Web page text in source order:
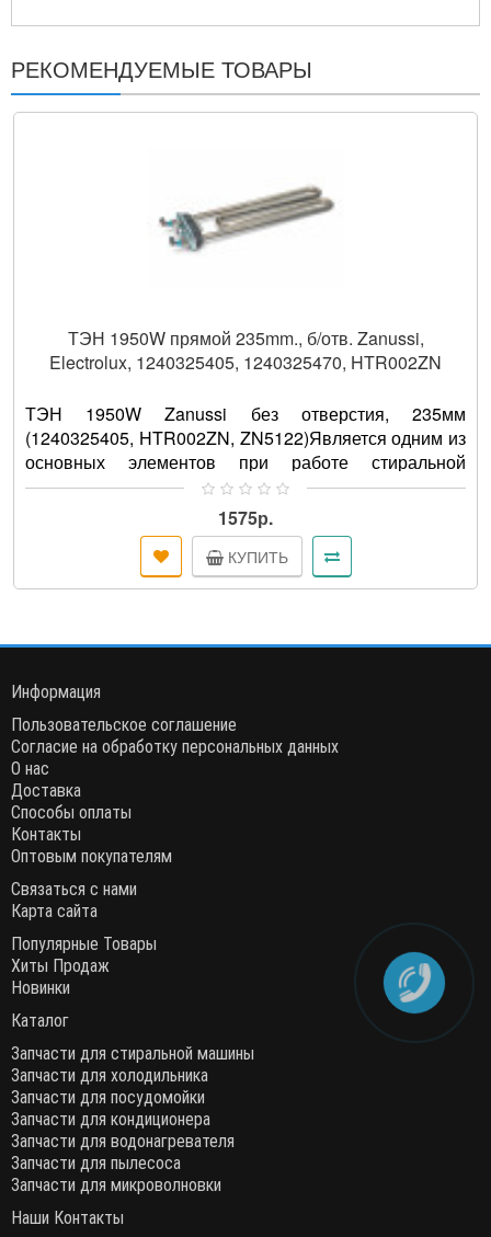
РЕКОМЕНДУЕМЫЕ ТОВАРЫ
ТЭН 1950W прямой 235mm., б/отв. Zanussi,
Electrolux, 1240325405, 1240325470, HTR002ZN
ТЭН 1950W Zanussi без отверстия, 235мм
(1240325405, HTR002ZN, ZN5122)Является одним из
основных элементов при работе стиральной
машины. При помощи нагревательно..
1575р.
КУПИТЬ
Информация
Пользовательское соглашение
Согласие на обработку персональных данных
О нас
Доставка
Способы оплаты
Контакты
Оптовым покупателям
Связаться с нами
Карта сайта
Популярные Товары
Хиты Продаж
Новинки
Каталог
Запчасти для стиральной машины
Запчасти для холодильника
Запчасти для посудомойки
Запчасти для кондиционера
Запчасти для водонагревателя
Запчасти для пылесоса
Запчасти для микроволновки
Наши Контакты